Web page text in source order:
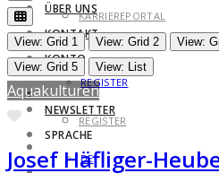
ÜBER UNS
KONTAKT
KONTO
REGISTER
NEWSLETTER
SPRACHE
DE
KARRIEREPORTAL
ÜBER UNS
KONTAKT
KONTO
REGISTER
NEWSLETTER
View: Grid 1 View: Grid 2 View:
View: Grid 5
View: List
Aquakulturen
Favorite
Josef Häfliger-